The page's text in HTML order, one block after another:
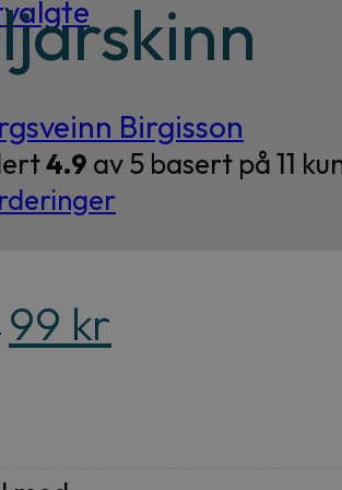
Birgisson
4.9 av 5 basert på11
Opprinnelig
pris
99 kr